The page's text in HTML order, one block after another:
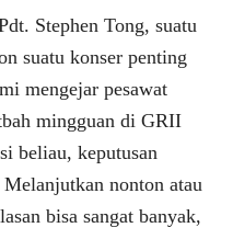
Stephen Tong, suatu
suatu konser penting
mengejar pesawat
mingguan di GRII
beliau, keputusan
nonton atau
bisa sangat banyak,